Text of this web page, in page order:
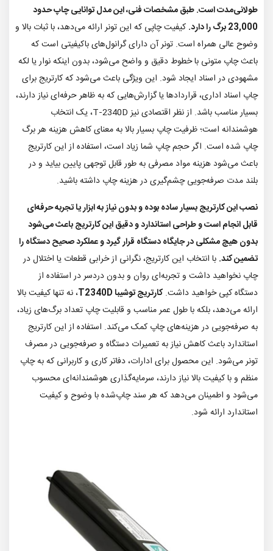
طولانی‌مدت است. طبق مشخصات فنی، این مدل توانایی چاپ حدود
23,000 برگ را دارد.
کیفیت چاپی که این تونر ارائه می‌دهد، با ثبات بالا و
وضوح عالی همراه است. تونر آن دارای گرانول‌های باکیفیتی است که
باعث چاپ متونی با خطوط دقیق و واضح می‌شود، بدون اینکه نوار یا لکه
مشهودی در اسناد ایجاد شود. این‌ ویژگی باعث می‌شود که کارتریج برای
چاپ اسناد اداری، قراردادها یا گزارش‌هایی که به ظاهر حرفه‌ای نیاز دارند،
بسیار مناسب باشد. از نظر اقتصادی نیز T‑2340D، یک انتخاب
هوشمندانه است؛ ظرفیت چاپ بسیار بالا به معنای کاهش هزینه هر برگ
چاپ شده است. اگر حجم چاپ شما زیاد است، استفاده از این کارتریج
باعث می‌شود هزینه مواد مصرفی به طور قابل توجهی پایین بیاید و در
بلند مدت صرفه‌جویی چشم‌گیری در هزینه چاپ داشته باشید.
نصب این کارتریج بسیار ساده بوده و بدون نیاز به ابزار یا تجربه حرفه‌ای
قابل انجام است و طراحی استاندارد و دقیق این کارتریج باعث می‌شود
بدون هیچ مشکلی در جایگاه دستگاه قرار گیرد و عملکرد صحیح دستگاه را
تضمین کند. با انتخاب این کارتریج، نگرانی از خرابی قطعات یا اختلال در
چاپ نخواهید داشت و تجربه‌ای روان و بدون دردسر در استفاده از
دستگاه کپی خواهید داشت.کارتریج توشیبا T2340D
، نه تنها کیفیت بالا
ارائه می‌دهد، بلکه با طول عمر مناسب و قابلیت چاپ تعداد برگ‌های زیاد،
به صرفه‌جویی در هزینه‌های چاپ کمک می‌کند. استفاده از این کارتریج
استاندارد باعث کاهش نیاز به تعمیرات دستگاه و صرفه‌جویی در مصرف
تونر می‌شود. این محصول برای ادارات، دفاتر کاری و کاربرانی که به چاپ
منظم و با کیفیت بالا نیاز دارند، سرمایه‌گذاری هوشمندانه‌ای محسوب
می‌شود و اطمینان می‌دهد که هر سند چاپ‌شده با وضوح و کیفیت
استاندارد ارائه شود.